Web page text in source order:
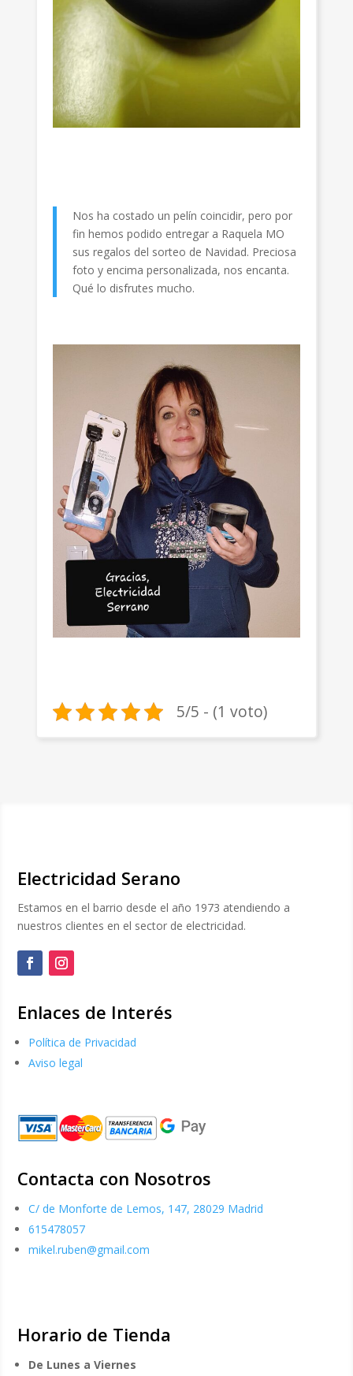
Nos ha costado un pelín coincidir, pero por
fin hemos podido entregar a Raquela MO
sus regalos del sorteo de Navidad. Preciosa
foto y encima personalizada, nos encanta.
Qué lo disfrutes mucho.
5/5 - (1 voto)
Electricidad Serano
Estamos en el barrio desde el año 1973 atendiendo a
nuestros clientes en el sector de electricidad.
Enlaces de Interés
Política de Privacidad
Aviso legal
Contacta con Nosotros
C/ de Monforte de Lemos, 147, 28029 Madrid
615478057
mikel.ruben@gmail.com
Horario de Tienda
De Lunes a Viernes